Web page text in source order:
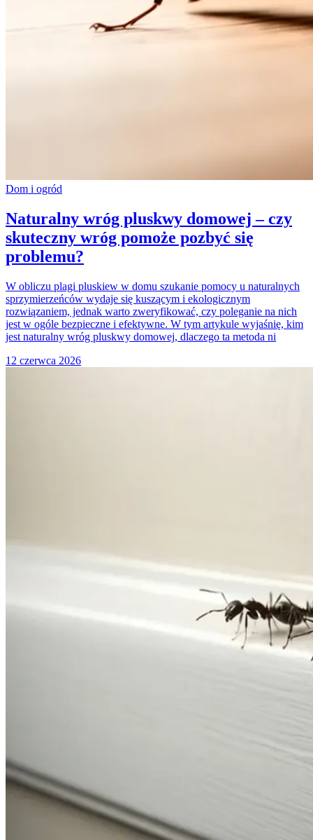
Dom i ogród
Naturalny wróg pluskwy domowej – czy
skuteczny wróg pomoże pozbyć się
problemu?
W obliczu plagi pluskiew w domu szukanie pomocy u naturalnych
sprzymierzeńców wydaje się kuszącym i ekologicznym
rozwiązaniem, jednak warto zweryfikować, czy poleganie na nich
jest w ogóle bezpieczne i efektywne. W tym artykule wyjaśnię, kim
jest naturalny wróg pluskwy domowej, dlaczego ta metoda ni
12 czerwca 2026